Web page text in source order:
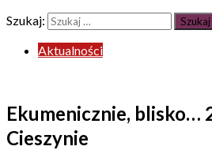
Szukaj:
Aktualności
Ekumenicznie, blisko…
Cieszynie